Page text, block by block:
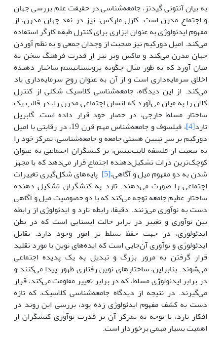
به بیان آنتونی گیدنز، جامعه‌شناسی در حقیقت علم بررسی جهان
و اجتماع مدرن است. کارل مارکس، نیز در نقد جهان مدرن، از
مفهوم ایدئولوژی به عنوان ابزاری برای کنترل طبقه کارگر استفاده
می‌کند. امیل دورکیم نیز صحبت از وجدان جمعی و به نظم آوردن
جهان مدرن می‌کند و ماکس وبر نیز از قدرت فرهنگ سخن به
میان آورد که به طور مثال چگونه پروتستانیسم ساختار دهنده
اخلاق سرمایه‌داری است و از آن به عنوان روح سرمایه‌داری یاد
می‌کند. از این دیدگاه، جامعه‌شناسی کلاسیک شکلی از کنترل
کلان را به میان می‌آورد که انسان اجتماعی مدرن را، در قالب یک
ساختار مسلط خارجی، در حصار خود قرار داده است. گابریل
تارد[4]
، فیلسوف و جامعه‌شناس مهم قرن 19، در رقابتی با امیل
دورکیم بر سر تبیین هستی جامعه و جامعه‌شناسی، تمرکز خود را
به تبعیت از فلسفه لایب‌نیتس، بر کنشگران اجتماعی به عنوان
کوچک‌ترین ذرات تشکیل‌دهنده اجتماع قرار می‌دهد که با مجهز
شدن به دو مفهوم میل و آگاهی،[5]
پایه‌های شکل‌گیری تغییرات
اجتماعی را صورت می‌دهند. تارد به کنشگران تشکیل دهنده
ساختار عظیم جامعه توجه می‌کند که با دو خصوصیت میل و آگاهی
دست به نوآوری می‌زنند. دقیقا، رابطه تارد و ایدئولوژی از رابطه
بین نوآوری و تغییر در برابر حالت ایستایی است که در بطن
ایدئولوژی، در جهت حفظ تسلط بر امور وجود دارد. تقابل
ایدئولوژی و نوآوری آن‌جایی است که ایده‌های نوین با مورد تقلید
قرار گرفتن به مرور بزرگ و تبدیل به یک پدیده اجتماعی
می‌شوند. بنابراین، ساختارهای نوین رفتاری ظهور پیدا می‌کنند و
در برابر ایدئولوژی مسلط، که در برابر تغییر مقاومت می‌کند، قرار
می‌گیرند. در نتیجه از دیدگاه جامعه‌شناسی کلاسیک، که تازه
دست به کشف مفهوم ایدئولوژی زده بود، بررسی این روند در
افکار تارد، با توجه به تمرکز آن بر قدرت نوآوری کنشگران از
اهمیت بسیار مهمی برخوردار است.